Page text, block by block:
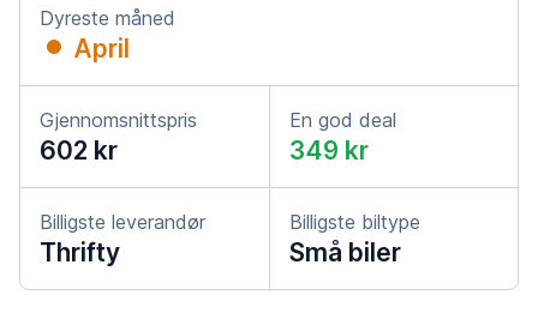
Dyreste måned
April
Gjennomsnittspris
602 kr
En god deal
349 kr
Billigste leverandør
Thrifty
Billigste biltype
Små biler